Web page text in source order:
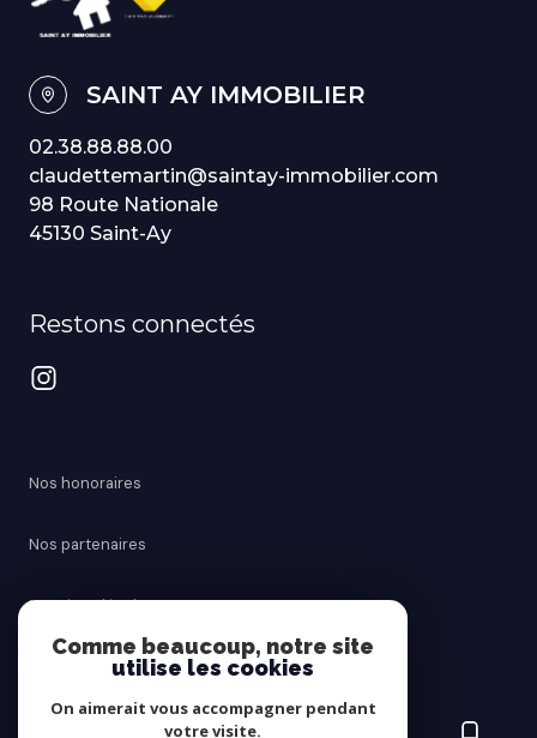
SAINT AY IMMOBILIER
02.38.88.88.00
claudettemartin@saintay-immobilier.com
98 Route Nationale
45130 Saint-Ay
Restons connectés
Nos honoraires
Nos partenaires
Mentions légales
Comme beaucoup, notre site
utilise les cookies
On aimerait vous accompagner pendant
votre visite.